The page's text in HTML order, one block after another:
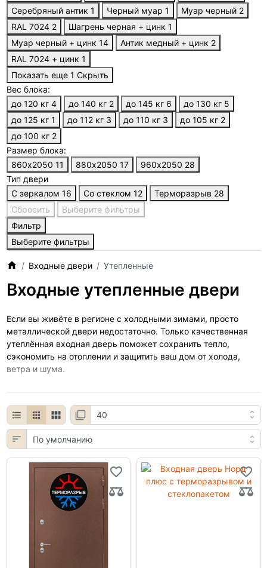
Серебряный антик 1 Черный муар 1 Муар черный 2
RAL 7024 2 Шагрень черная + цинк 1
Муар черный + цинк 14 Антик медный + цинк 2
RAL 7024 + цинк 1
Показать еще 1 Скрыть
Вес блока:
до 120 кг 4 до 140 кг 2 до 145 кг 6 до 130 кг 5
до 125 кг 1 до 112 кг 3 до 110 кг 3 до 105 кг 2
до 100 кг 2
Размер блока:
860х2050 11 880х2050 17 960х2050 28
Тип двери
С зеркалом 16 Со стеклом 12 Терморазрыв 28
Сбросить
Выберите фильтры
Фильтр
Выберите фильтры
Входные двери Утепленные
Входные утепленные двери
Если вы живёте в регионе с холодными зимами, просто
металлической двери недостаточно. Только качественная
утеплённая входная дверь поможет сохранить тепло,
сэкономить на отоплении и защитить ваш дом от холода,
ветра и шума.